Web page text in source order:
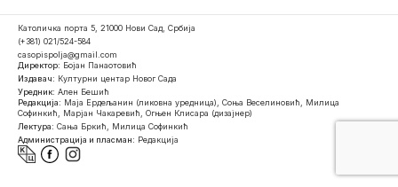
Католичка порта 5, 21000 Нови Сад, Србија
(+381) 021/524-584
casopispolja@gmail.com
Директор: Бојан Панаотовић
Издавач: Културни центар Новог Сада
Уредник: Ален Бешић
Редакција: Маја Ердељанин (ликовна уредница), Соња Веселиновић, Милица
Софинкић, Марјан Чакаревић, Огњен Клисара (дизајнер)
Лектура: Сања Бркић, Милица Софинкић
Администрација и пласман: Редакција